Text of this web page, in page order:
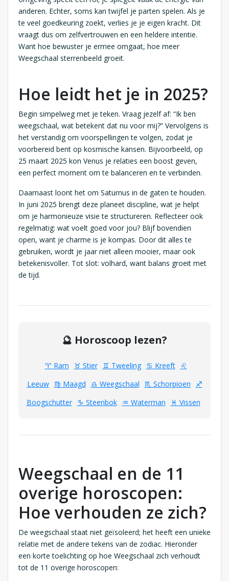
anderen. Echter, soms kan twijfel je parten spelen. Als je
te veel goedkeuring zoekt, verlies je je eigen kracht. Dit
vraagt dus om zelfvertrouwen en een heldere intentie.
Want hoe bewuster je ermee omgaat, hoe meer
Weegschaal sterrenbeeld groeit.
Hoe leidt het je in 2025?
Begin simpelweg met je teken. Vraag jezelf af: “Ik ben
weegschaal, wat betekent dat nu voor mij?” Vervolgens is
het verstandig om voorspellingen te volgen, zodat je
voorbereid bent op kosmische kansen. Bijvoorbeeld, op
25 maart 2025 kon Venus je relaties een boost geven,
een perfect moment om te balanceren en te verbinden.
Daarnaast loont het om Saturnus in de gaten te houden.
In juni 2025 brengt deze planeet discipline, wat je helpt
om je harmonieuze visie te structureren. Reflecteer ook
regelmatig: wat voelt goed voor jou? Blijf bovendien
open, want je charme is je kompas. Door dit alles te
gebruiken, wordt je jaar niet alleen mooier, maar ook
betekenisvoller. Tot slot: volhard, want balans groeit met
de tijd.
🔮 Horoscoop lezen?
♈ Ram ♉ Stier ♊ Tweeling ♋ Kreeft
♌
Leeuw
♍ Maagd ♎ Weegschaal ♏ Schorpioen
♐
Boogschutter
♑ Steenbok ♒ Waterman ♓ Vissen
Weegschaal en de 11
overige horoscopen:
Hoe verhouden ze zich?
De weegschaal staat niet geïsoleerd; het heeft een unieke
relatie met de andere tekens van de zodiac. Hieronder
een korte toelichting op hoe Weegschaal zich verhoudt
tot de 11 overige horoscopen: